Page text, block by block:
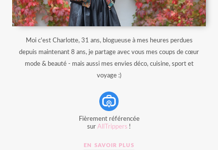
Moi c'est Charlotte, 31 ans, blogueuse à mes heures perdues
depuis maintenant 8 ans, je partage avec vous mes coups de cœur
mode & beauté - mais aussi mes envies déco, cuisine, sport et
voyage :)
Fièrement référencée
sur AllTrippers !
EN SAVOIR PLUS